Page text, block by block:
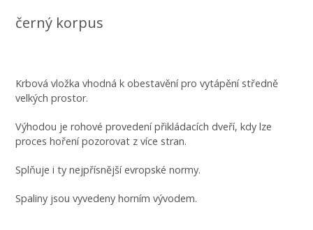
černý korpus
Krbová vložka vhodná k obestavění pro vytápění středně
velkých prostor.
Výhodou je rohové provedení přikládacích dveří, kdy lze
proces hoření pozorovat z více stran.
Splňuje i ty nejpřísnější evropské normy.
Spaliny jsou vyvedeny horním vývodem.